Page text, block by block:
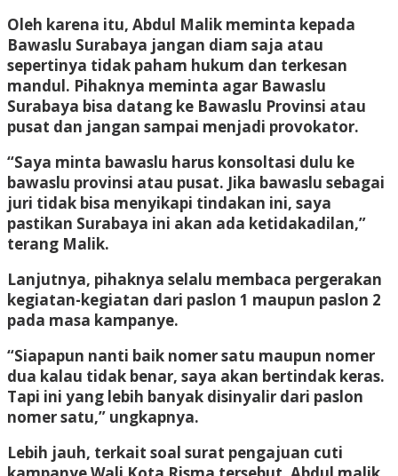
Oleh karena itu, Abdul Malik meminta kepada
Bawaslu Surabaya jangan diam saja atau
sepertinya tidak paham hukum dan terkesan
mandul. Pihaknya meminta agar Bawaslu
Surabaya bisa datang ke Bawaslu Provinsi atau
pusat dan jangan sampai menjadi provokator.
“Saya minta bawaslu harus konsoltasi dulu ke
bawaslu provinsi atau pusat. Jika bawaslu sebagai
juri tidak bisa menyikapi tindakan ini, saya
pastikan Surabaya ini akan ada ketidakadilan,”
terang Malik.
Lanjutnya, pihaknya selalu membaca pergerakan
kegiatan-kegiatan dari paslon 1 maupun paslon 2
pada masa kampanye.
“Siapapun nanti baik nomer satu maupun nomer
dua kalau tidak benar, saya akan bertindak keras.
Tapi ini yang lebih banyak disinyalir dari paslon
nomer satu,” ungkapnya.
Lebih jauh, terkait soal surat pengajuan cuti